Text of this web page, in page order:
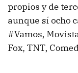
propios y de
aunque sí ocho
#Vamos,
Fox, TNT,